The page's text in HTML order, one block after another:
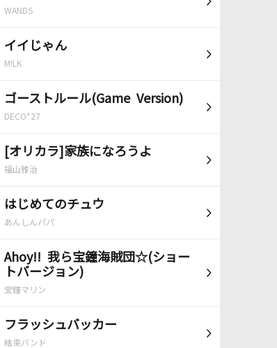
WANDS
イイじゃん
M!LK
ゴーストルール(Game Version)
DECO*27
[オリカラ]家族になろうよ
福山雅治
はじめてのチュウ
あんしんパパ
Ahoy!! 我ら宝鐘海賊団☆(ショー
トバージョン)
宝鐘マリン
フラッシュバッカー
結束バンド